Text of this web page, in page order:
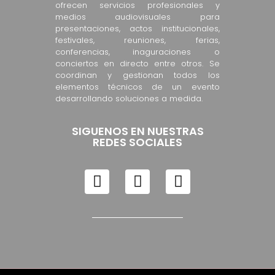
ofrecen servicios profesionales y
medios audiovisuales para
presentaciones, actos institucionales,
festivales, reuniones, ferias,
conferencias, inaguraciones o
conciertos en directo entre otros. Se
coordinan y gestionan todos los
elementos técnicos de un evento
desarrollando soluciones a medida.
SIGUENOS EN NUESTRAS
REDES SOCIALES